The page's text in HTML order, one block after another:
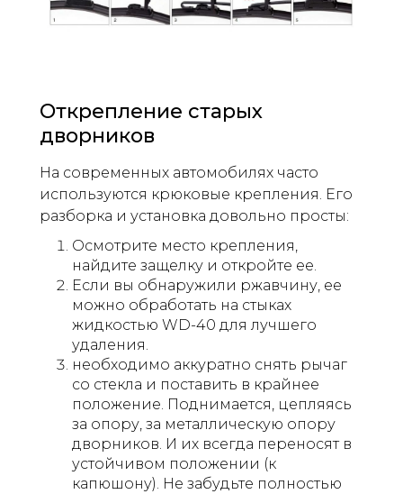
Открепление старых
дворников
На современных автомобилях часто
используются крюковые крепления. Его
разборка и установка довольно просты:
Осмотрите место крепления,
найдите защелку и откройте ее.
Если вы обнаружили ржавчину, ее
можно обработать на стыках
жидкостью WD-40 для лучшего
удаления.
необходимо аккуратно снять рычаг
со стекла и поставить в крайнее
положение. Поднимается, цепляясь
за опору, за металлическую опору
дворников. И их всегда переносят в
устойчивом положении (к
капюшону). Не забудьте полностью